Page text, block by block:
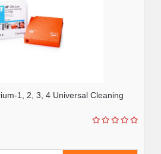
1, 2, 3, 4 Universal Cleaning